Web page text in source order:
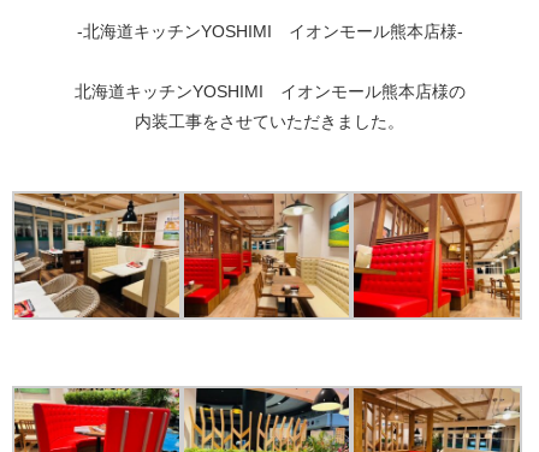
-北海道キッチンYOSHIMI イオンモール熊本店様-
北海道キッチンYOSHIMI イオンモール熊本店様の
内装工事をさせていただきました。